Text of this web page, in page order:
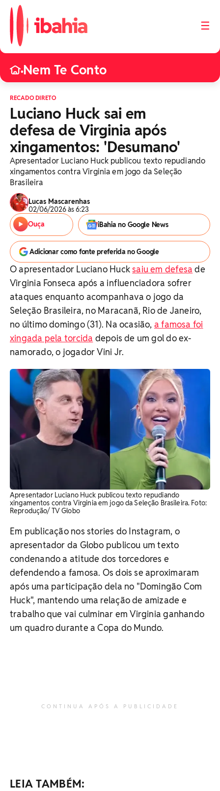
☰
•Nem Te Conto
RECADO DIRETO
Luciano Huck sai em
defesa de Virginia após
xingamentos: 'Desumano'
Apresentador Luciano Huck publicou texto repudiando
xingamentos contra Virginia em jogo da Seleção
Brasileira
Lucas Mascarenhas
02/06/2026 às 6:23
Ouça
iBahia no Google News
Adicionar como fonte preferida no Google
O apresentador Luciano Hucksaiu em defesa de
Virginia Fonseca após a influenciadora sofrer
ataques enquanto acompanhava o jogo da
Seleção Brasileira, no Maracanã, Rio de Janeiro,
no último domingo (31). Na ocasião, a famosa foi
xingada pela torcida depois de um gol do ex-
namorado, o jogador Vini Jr.
Apresentador Luciano Huck publicou texto repudiando
xingamentos contra Virginia em jogo da Seleção Brasileira. Foto:
Reprodução/ TV Globo
Em publicação nos stories do Instagram, o
apresentador da Globo publicou um texto
condenando a atitude dos torcedores e
defendendo a famosa. Os dois se aproximaram
após uma participação dela no "Domingão Com
Huck", mantendo uma relação de amizade e
trabalho que vai culminar em Virginia ganhando
um quadro durante a Copa do Mundo.
CONTINUA APÓS A PUBLICIDADE
LEIA TAMBÉM: